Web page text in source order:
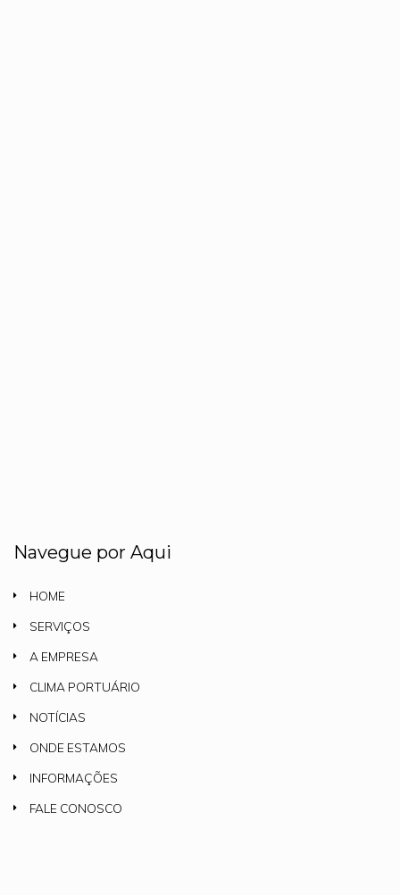
Navegue por Aqui
HOME
SERVIÇOS
A EMPRESA
CLIMA PORTUÁRIO
NOTÍCIAS
ONDE ESTAMOS
INFORMAÇÕES
FALE CONOSCO